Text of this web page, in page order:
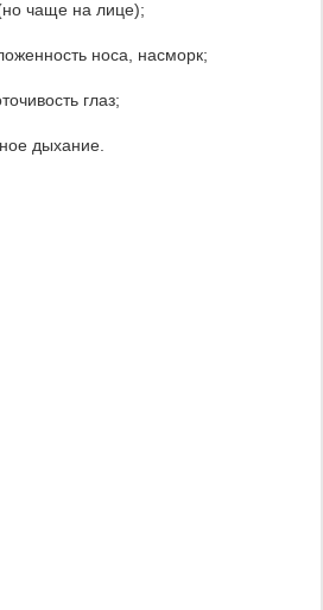
чаще на лице);
носа, насморк;
глаз;
дыхание.